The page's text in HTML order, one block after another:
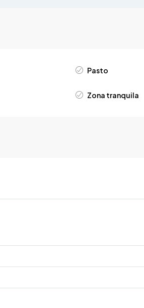
Pasto
Zona tranquila